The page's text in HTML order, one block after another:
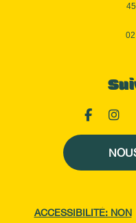
ACCESSIBILITÉ: NON